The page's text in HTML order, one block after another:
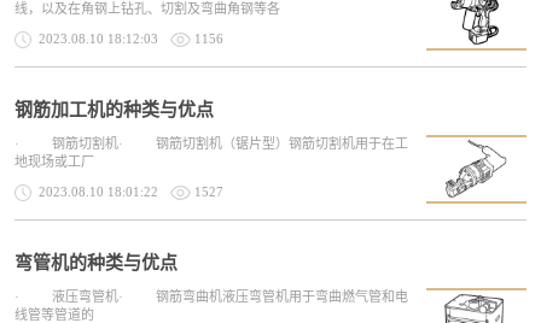
线，以及在角钢上钻孔、切割及弯曲角钢等各
2023.08.10 18:12:03 1156
钢筋加工机的种类与优点
· 钢筋切割机· 钢筋切割机（锯片型）钢筋切割机用于在工
地现场或工厂
2023.08.10 18:01:22 1527
弯管机的种类与优点
· 液压弯管机· 钢筋弯曲机液压弯管机用于弯曲燃气管和电
线管等管道的